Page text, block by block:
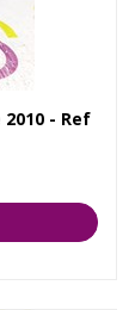
2010 - Ref